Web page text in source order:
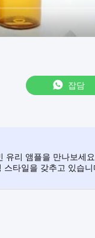
잡담
리 앰플을 만나보세
타일을 갖추고 있습니